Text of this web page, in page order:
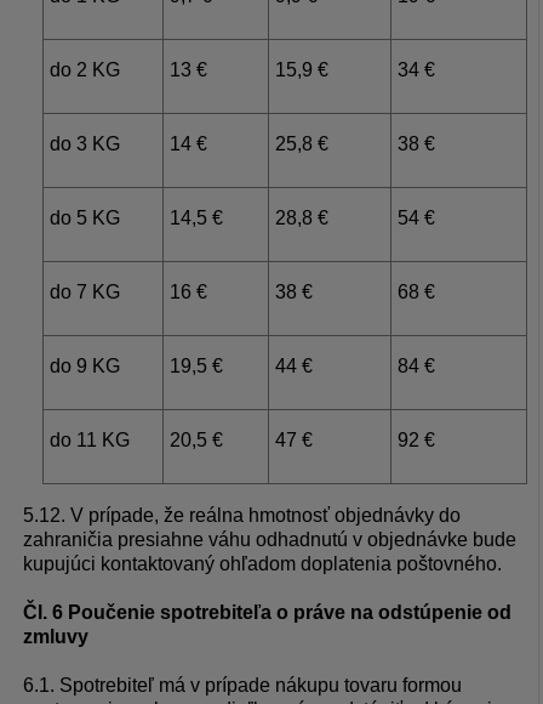
do 2 KG 13 € 15,9 € 34 €
do 3 KG 14 € 25,8 € 38 €
do 5 KG 14,5 € 28,8 € 54 €
do 7 KG 16 € 38 € 68 €
do 9 KG 19,5 € 44 € 84 €
do 11 KG 20,5 € 47 € 92 €
5.12. V prípade, že reálna hmotnosť objednávky do
zahraničia presiahne váhu odhadnutú v objednávke bude
kupujúci kontaktovaný ohľadom doplatenia poštovného.
Čl. 6 Poučenie spotrebiteľa o práve na odstúpenie od
zmluvy
6.1. Spotrebiteľ má v prípade nákupu tovaru formou